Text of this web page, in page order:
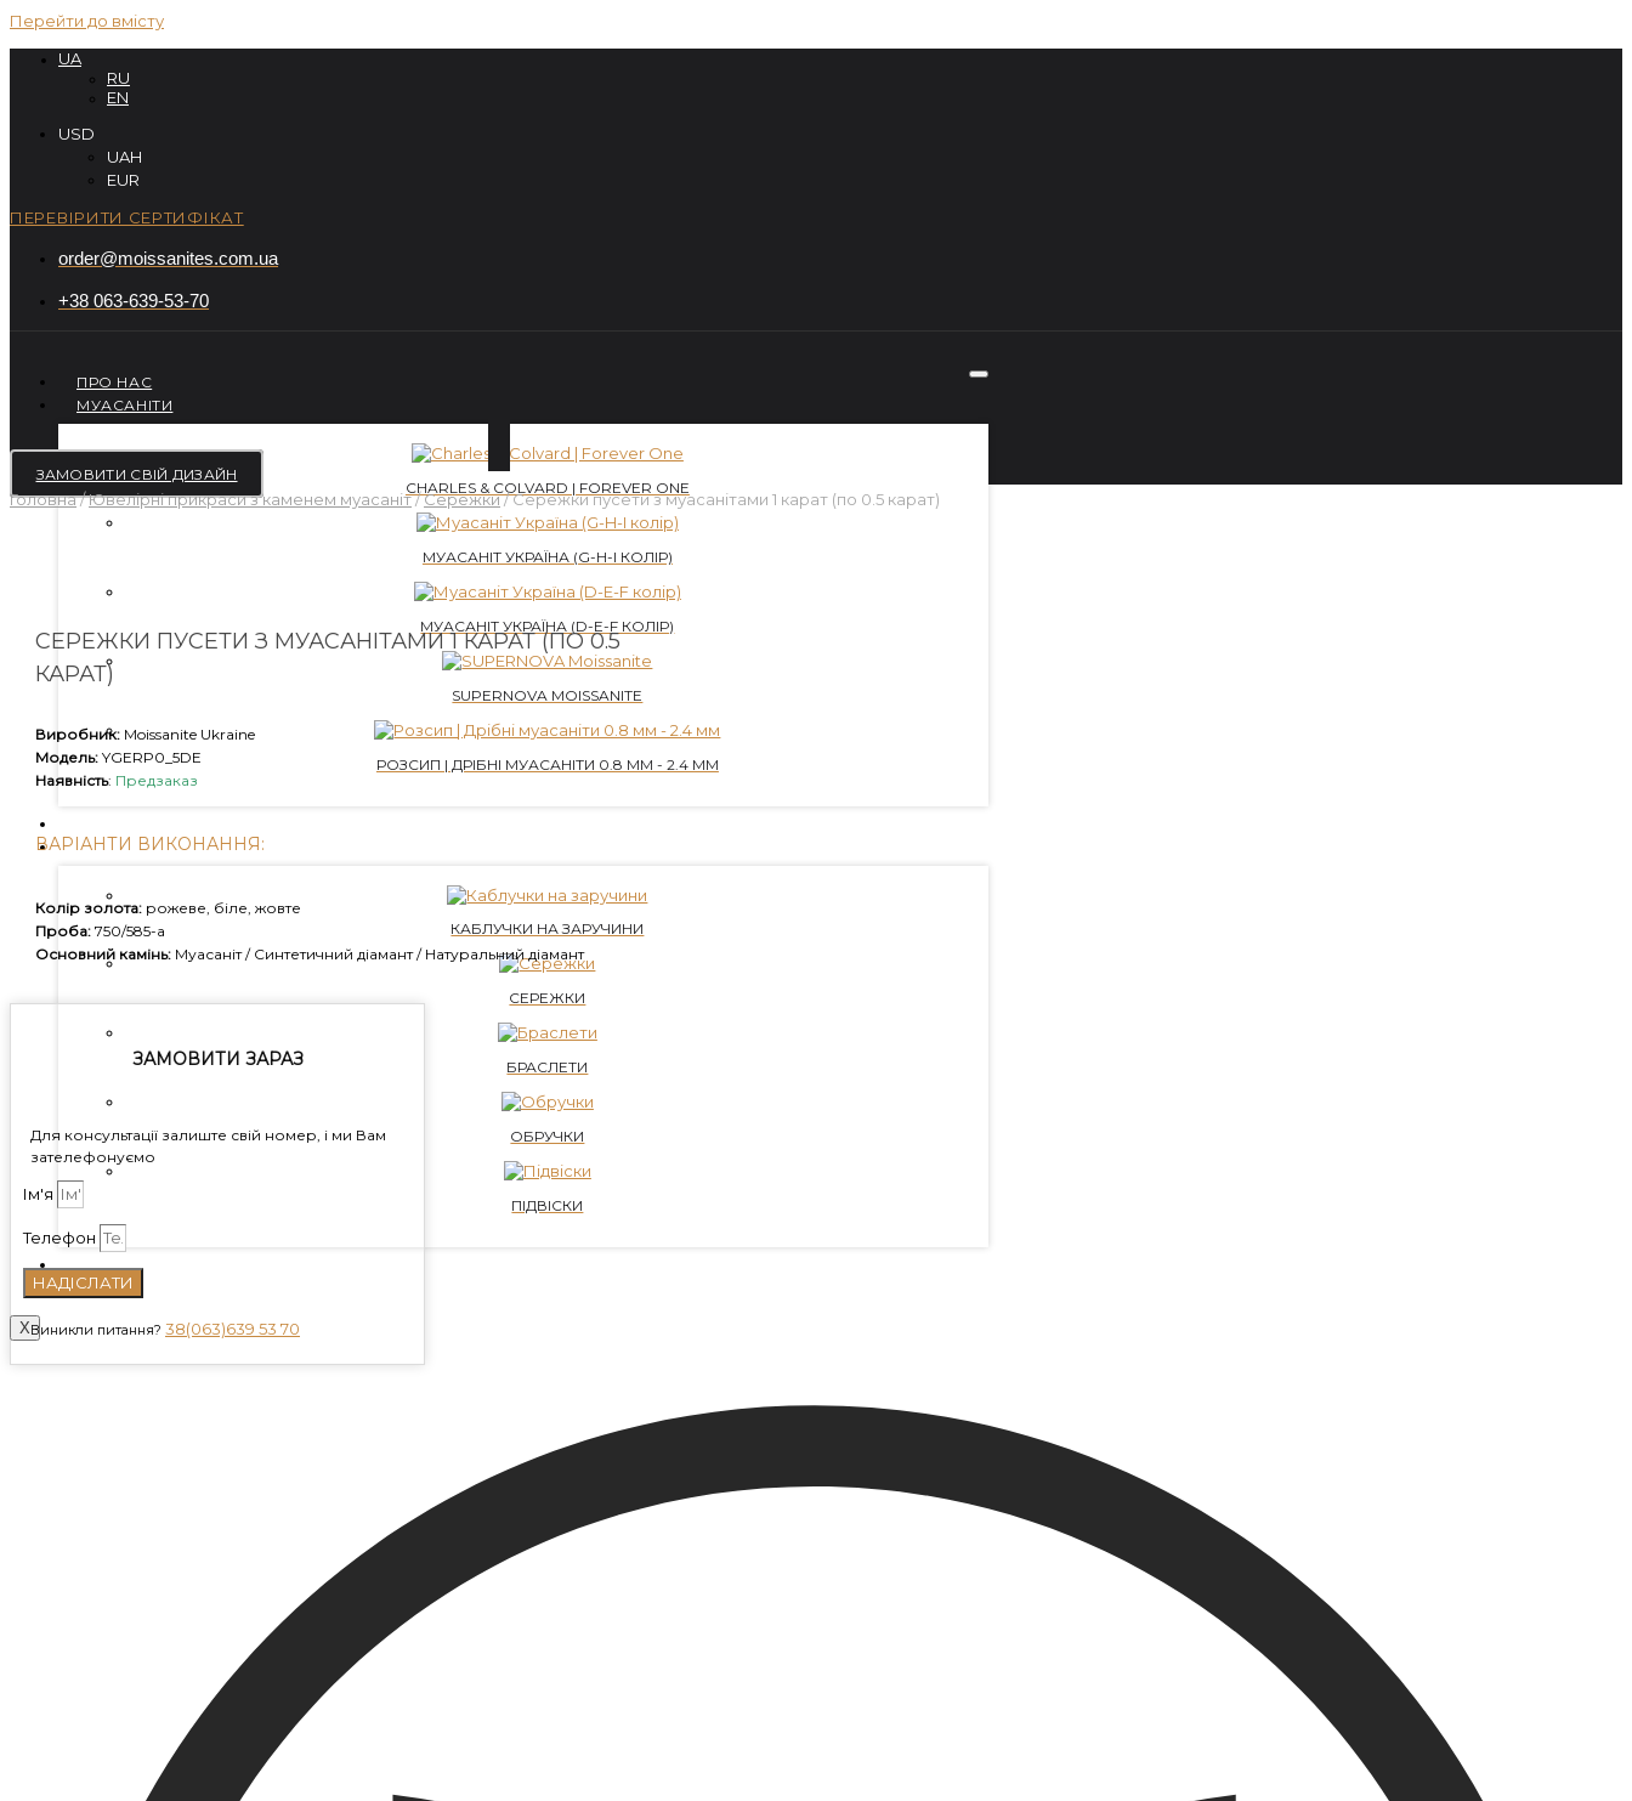
Перейти до вмісту
UA
RU
EN
USD
UAH
EUR
ПЕРЕВІРИТИ СЕРТИФІКАТ
order@moissanites.com.ua
+38 063-639-53-70
ПРО НАС
МУАСАНІТИ
CHARLES & COLVARD | FOREVER ONE
МУАСАНІТ УКРАЇНА (G-H-I КОЛІР)
МУАСАНІТ УКРАЇНА (D-E-F КОЛІР)
SUPERNOVA MOISSANITE
РОЗСИП | ДРІБНІ МУАСАНІТИ 0.8 ММ - 2.4 ММ
ПРИКРАСИ
КАБЛУЧКИ НА ЗАРУЧИНИ
СЕРЕЖКИ
БРАСЛЕТИ
ОБРУЧКИ
ПІДВІСКИ
КОНТАКТИ
БЛОГ
X
ЗАМОВИТИ СВІЙ ДИЗАЙН
Головна/Ювелірні прикраси з каменем муасаніт/Сережки/ Сережки пусети з муасанітами 1 карат (по 0.5 карат)
СЕРЕЖКИ ПУСЕТИ З МУАСАНІТАМИ 1 КАРАТ (ПО 0.5
КАРАТ)
Виробник: Moissanite Ukraine
Модель: YGERP0_5DE
Наявність: Предзаказ
ВАРІАНТИ ВИКОНАННЯ:
Колір золота: рожеве, біле, жовте
Проба: 750/585-а
Основний камінь: Муасаніт / Синтетичний діамант / Натуральний діамант
ЗАМОВИТИ ЗАРАЗ
Для консультації залиште свій номер, і ми Вам
зателефонуємо
Ім'я
Телефон
НАДІСЛАТИ
Виникли питання? 38(063)639 53 70